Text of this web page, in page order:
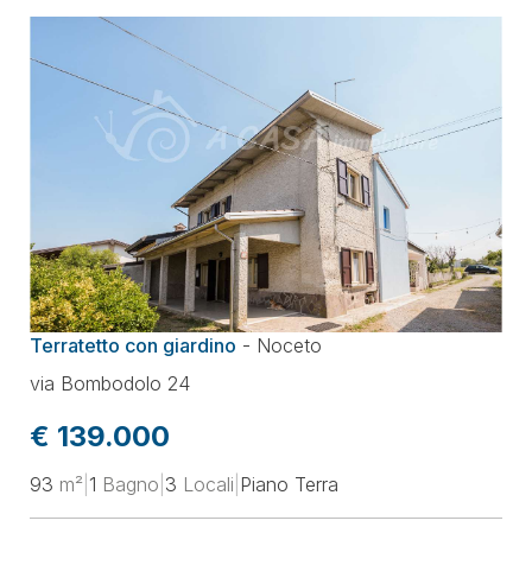
Terratetto con giardino - Noceto
via Bombodolo 24
€ 139.000
93 m² 1 Bagno 3 Locali Piano Terra